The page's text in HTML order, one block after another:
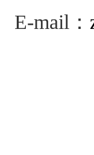
E-mail ：